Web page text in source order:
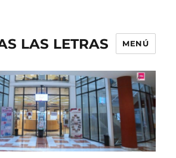
LAS LETRAS MENÚ